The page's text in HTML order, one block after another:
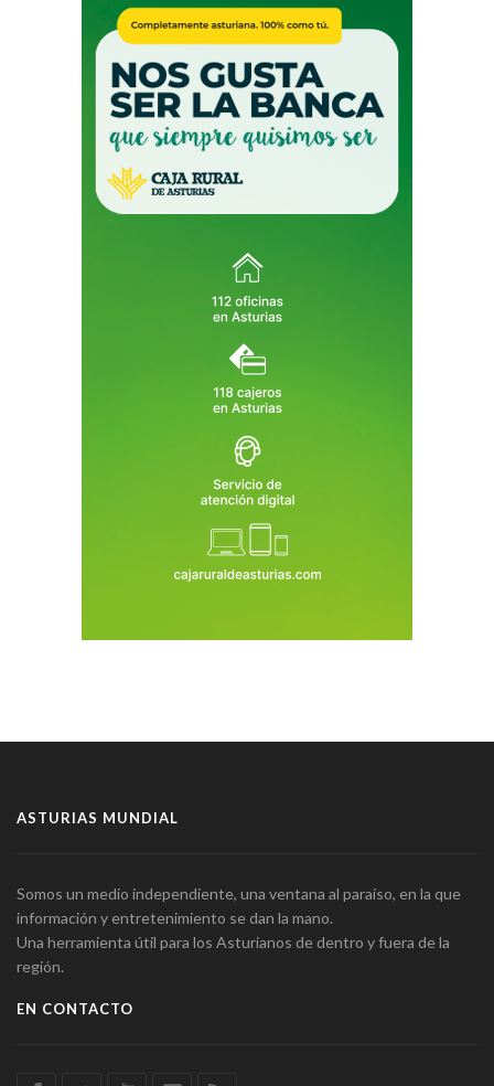
ASTURIAS MUNDIAL
Somos un medio independiente, una ventana al paraíso, en la que
información y entretenimiento se dan la mano.
Una herramienta útil para los Asturianos de dentro y fuera de la
región.
EN CONTACTO